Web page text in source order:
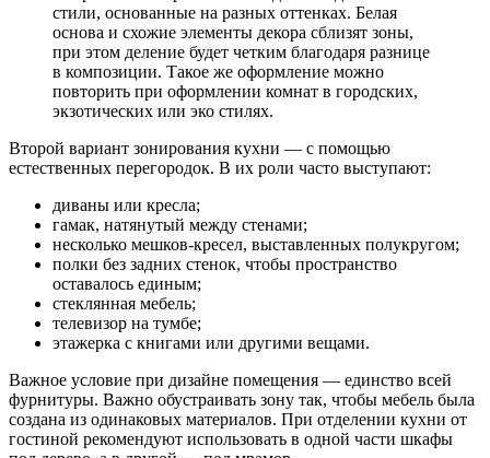
стили, основанные на разных оттенках. Белая
основа и схожие элементы декора сблизят зоны,
при этом деление будет четким благодаря разнице
в композиции. Такое же оформление можно
повторить при оформлении комнат в городских,
экзотических или эко стилях.
Второй вариант зонирования кухни — с помощью
естественных перегородок. В их роли часто выступают:
диваны или кресла;
гамак, натянутый между стенами;
несколько мешков-кресел, выставленных полукругом;
полки без задних стенок, чтобы пространство
оставалось единым;
стеклянная мебель;
телевизор на тумбе;
этажерка с книгами или другими вещами.
Важное условие при дизайне помещения — единство всей
фурнитуры. Важно обустраивать зону так, чтобы мебель была
создана из одинаковых материалов. При отделении кухни от
гостиной рекомендуют использовать в одной части шкафы